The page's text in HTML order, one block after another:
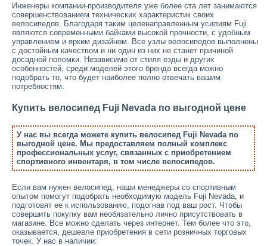
Инженеры компании-производителя уже более ста лет занимаются
совершенствованием технических характеристик своих
велосипедов. Благодаря таким целенаправленным усилиям Fuji
являются современными байками высокой прочности, с удобным
управлением и ярким дизайном. Все узлы велосипедов выполнены
с достойным качеством и ни один из них не станет причиной
досадной поломки. Независимо от стиля езды и других
особенностей, среди моделей этого бренда всегда можно
подобрать то, что будет наиболее полно отвечать вашим
потребностям.
Купить велосипед Fuji Nevada по выгодной цене
У нас вы всегда можете купить велосипед Fuji Nevada по
выгодной цене. Мы предоставляем полный комплекс
профессиональных услуг, связанных с приобретением
спортивного инвентаря, в том числе велосипедов.
Если вам нужен велосипед, наши менеджеры со спортивным
опытом помогут подобрать необходимую модель Fuji Nevada, и
подготовят ее к использованию, подогнав под ваш рост. Чтобы
совершить покупку вам необязательно лично присутствовать в
магазине. Все можно сделать через интернет. Тем более что это,
оказывается, дешевле приобретения в сети розничных торговых
точек. У нас в наличии: